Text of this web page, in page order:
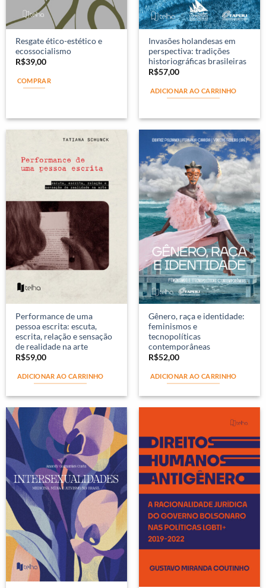
Resgate ético-estético e
ecossocialismo
R$39,00
COMPRAR
Invasões holandesas em
perspectiva: tradições
historiográficas brasileiras
R$57,00
ADICIONAR AO CARRINHO
Performance de uma
pessoa escrita: escuta,
escrita, relação e sensação
de realidade na arte
R$59,00
ADICIONAR AO CARRINHO
Gênero, raça e identidade:
feminismos e
tecnopolíticas
contemporâneas
R$52,00
ADICIONAR AO CARRINHO